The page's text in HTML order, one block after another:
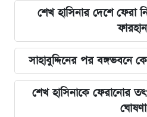
শেখ হাসিনার দেশে ফেরা
সাহাবুদ্দিনের পর বঙ্গভবনে
শেখ হাসিনাকে ফেরানোর
ঘোষণা